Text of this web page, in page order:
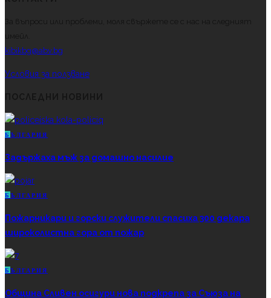
За въпроси или проблеми, моля свържете се с нас на следният
имейл.
kibikbg@abv.bg
Условия за ползване
Б ЪЛГАРИЯ
Задържаха мъж за домашно насилие
Б ЪЛГАРИЯ
Пожарникари и горски служители спасиха 300 декара
широколистна гора от пожар
Б ЪЛГАРИЯ
Община Сливен осигури нова подкрепа за Съюза на